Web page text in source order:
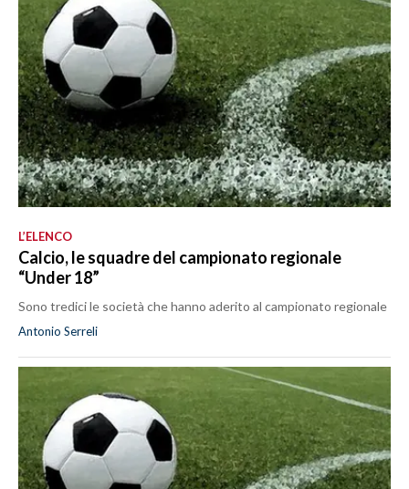
L’ELENCO
Calcio, le squadre del campionato regionale
“Under 18”
Sono tredici le società che hanno aderito al campionato regionale
Antonio Serreli